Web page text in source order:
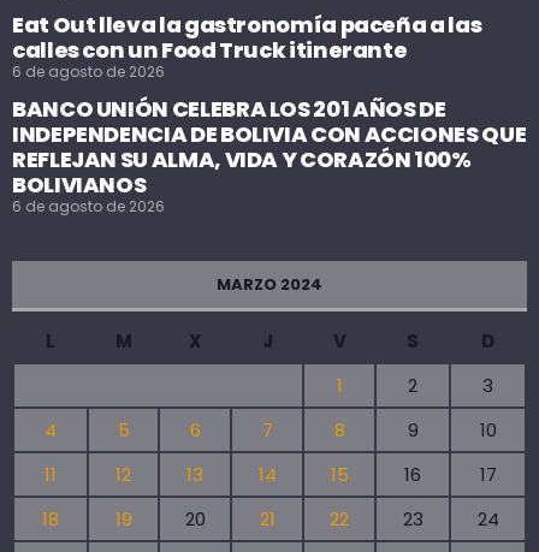
Eat Out lleva la gastronomía paceña a las
calles con un Food Truck itinerante
6 de agosto de 2026
BANCO UNIÓN CELEBRA LOS 201 AÑOS DE
INDEPENDENCIA DE BOLIVIA CON ACCIONES QUE
REFLEJAN SU ALMA, VIDA Y CORAZÓN 100%
BOLIVIANOS
6 de agosto de 2026
MARZO 2024
L M X J V S
D
1
2
3
4
5 6 7 8 9
10
11
12 13 14 15 16
17
18
19 20 21 22 23
24